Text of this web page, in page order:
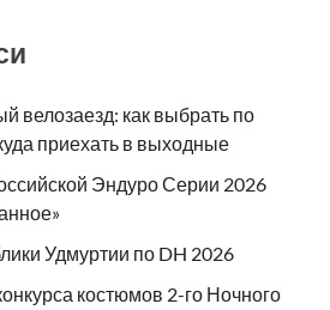
велозаезд: как выбрать по
приехать в выходные
Эндуро Серии 2026
Удмуртии по DH 2026
костюмов 2-го Ночного